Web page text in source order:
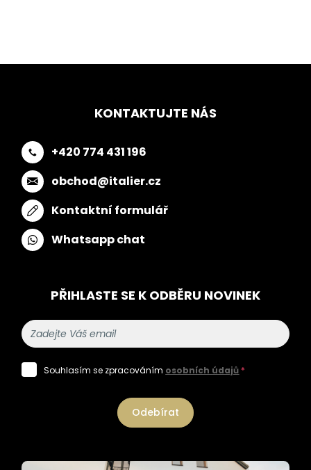
KONTAKTUJTE NÁS
+420 774 431 196
obchod@italier.cz
Kontaktní formulář
Whatsapp chat
PŘIHLASTE SE K ODBĚRU NOVINEK
Souhlasím se zpracováním osobních údajů *
Odebírat